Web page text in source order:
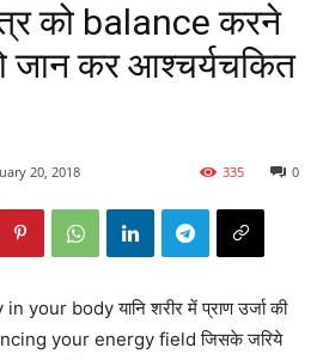
को balance करने
जान कर आश्चर्यचकित
20, 2018 0
335
body यानि शरीर में प्राण उर्जा की
your energy field जिसके जरिये